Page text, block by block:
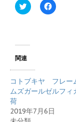
ク
リ
T
t
e
r
で
共
(
新
F
a
る
に
は
リ
ッ
関連
コトブキヤ フレー
ムズガールゼルフィ
荷
2019年7月6日